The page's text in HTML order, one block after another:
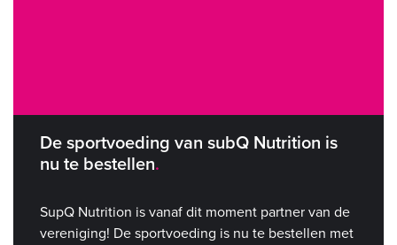
De sportvoeding van subQ Nutrition is
nu te bestellen
SupQ Nutrition is vanaf dit moment partner van de
vereniging! De sportvoeding is nu te bestellen met